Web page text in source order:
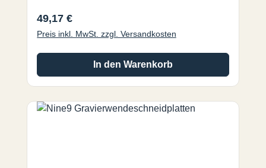
und Graviermaschinen mit
Spindeldrehzahlen bis zu 40.000 U/min mit
Regulärer Preis:
49,17 €
Preis inkl. MwSt. zzgl. Versandkosten
In den Warenkorb